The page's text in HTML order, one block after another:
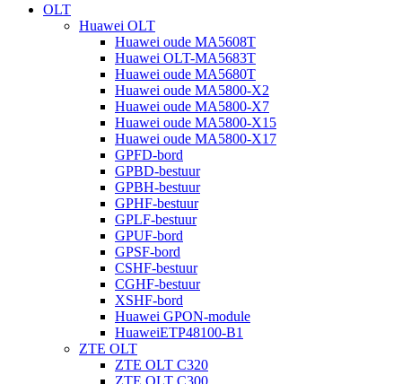
OLT
Huawei OLT
Huawei oude MA5608T
Huawei OLT-MA5683T
Huawei oude MA5680T
Huawei oude MA5800-X2
Huawei oude MA5800-X7
Huawei oude MA5800-X15
Huawei oude MA5800-X17
GPFD-bord
GPBD-bestuur
GPBH-bestuur
GPHF-bestuur
GPLF-bestuur
GPUF-bord
GPSF-bord
CSHF-bestuur
CGHF-bestuur
XSHF-bord
Huawei GPON-module
HuaweiETP48100-B1
ZTE OLT
ZTE OLT C320
ZTE OLT C300